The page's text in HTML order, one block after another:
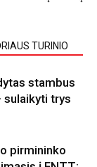
TURINIO
stambus
sulaikyti trys
pirmininko